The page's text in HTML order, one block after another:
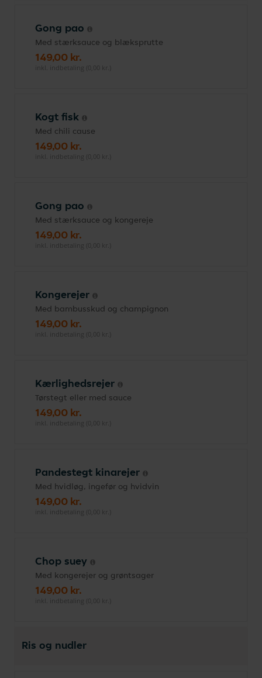
Gong pao
Med stærksauce og blæksprutte
149,00 kr.
inkl. indbetaling (0,00 kr.)
Kogt fisk
Med chili cause
149,00 kr.
inkl. indbetaling (0,00 kr.)
Gong pao
Med stærksauce og kongereje
149,00 kr.
inkl. indbetaling (0,00 kr.)
Kongerejer
Med bambusskud og champignon
149,00 kr.
inkl. indbetaling (0,00 kr.)
Kærlighedsrejer
Tørstegt eller med sauce
149,00 kr.
inkl. indbetaling (0,00 kr.)
Pandestegt kinarejer
Med hvidløg, ingefør og hvidvin
149,00 kr.
inkl. indbetaling (0,00 kr.)
Chop suey
Med kongerejer og grøntsager
149,00 kr.
inkl. indbetaling (0,00 kr.)
Ris og nudler